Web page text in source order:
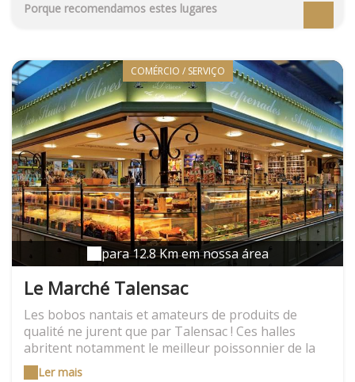
Porque recomendamos estes lugares
COMÉRCIO / SERVIÇO
para 12.8 Km em nossa área
Le Marché Talensac
Les bobos nantais et amateurs de produits de
qualité ne jurent que par Talensac ! Ces halles
abritent notamment le meilleur poissonnier de la
ville, Franck Paon, et l'excellent fromager local
Ler mais